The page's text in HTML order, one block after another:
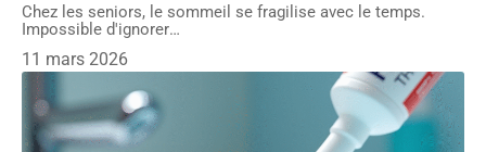
Chez les seniors, le sommeil se fragilise avec le temps.
Impossible d'ignorer…
11 mars 2026